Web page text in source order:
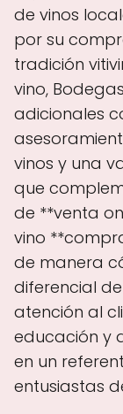
de vinos
por su
tradición
vino,
adicionales
vinos y una
que
de **venta
vino
de manera
diferencial
atención al
educación y
en un
entusiastas